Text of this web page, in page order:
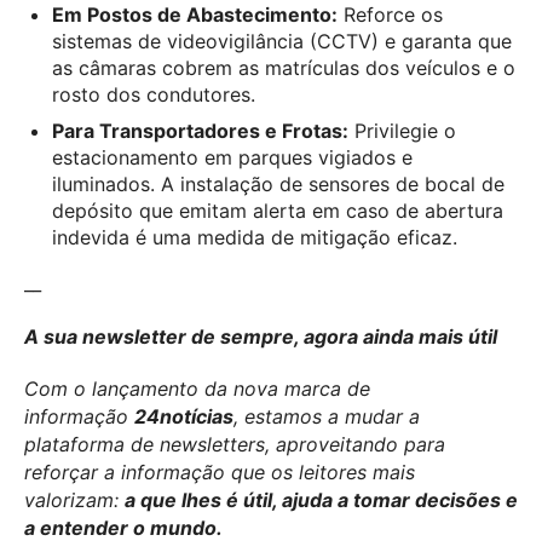
Em Postos de Abastecimento: Reforce os
sistemas de videovigilância (CCTV) e garanta que
as câmaras cobrem as matrículas dos veículos e o
rosto dos condutores.
Para Transportadores e Frotas: Privilegie o
estacionamento em parques vigiados e
iluminados. A instalação de sensores de bocal de
depósito que emitam alerta em caso de abertura
indevida é uma medida de mitigação eficaz.
A sua newsletter de sempre, agora ainda mais útil
Com o lançamento da nova marca de
informação 24notícias, estamos a mudar a
plataforma de newsletters, aproveitando para
reforçar a informação que os leitores mais
valorizam: a que lhes é útil, ajuda a tomar decisões e
a entender o mundo.